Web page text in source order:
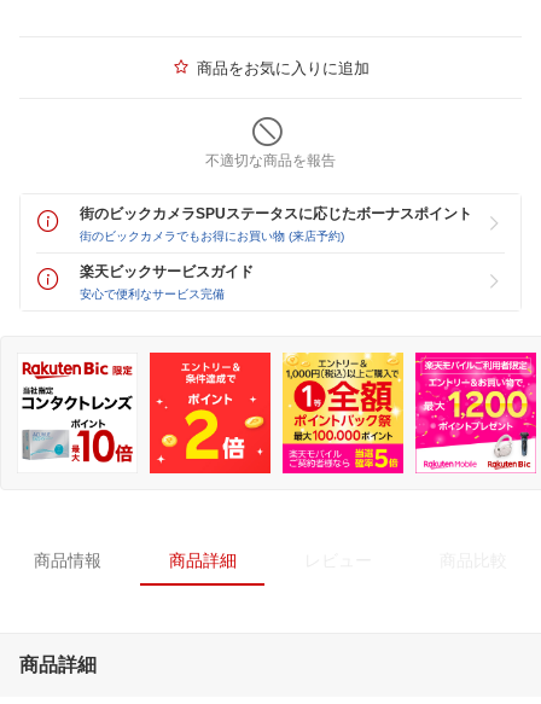
商品をお気に入りに追加
不適切な商品を報告
街のビックカメラSPUステータスに応じたボーナスポイント
街のビックカメラでもお得にお買い物 (来店予約)
楽天ビックサービスガイド
安心で便利なサービス完備
商品情報 商品詳細
商品詳細